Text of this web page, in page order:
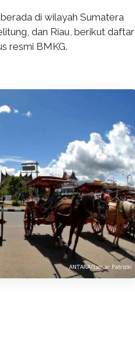
di wilayah Sumatera
dan Riau, berikut daftar
resmi BMKG.